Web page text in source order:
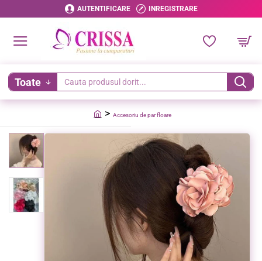
AUTENTIFICARE INREGISTRARE
Toate
Cauta
produsul
Accesoriu de par floare